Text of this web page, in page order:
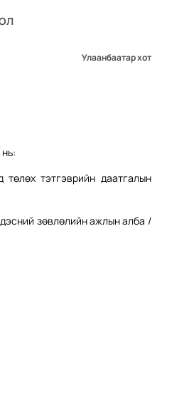
Улаанбаатар хот
тэтгэврийн даатгалын
зөвлөлийн ажлын алба /